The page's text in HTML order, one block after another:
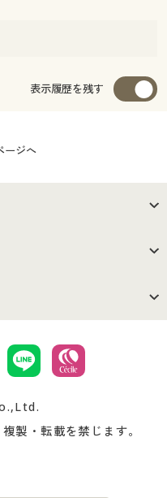
表示履歴を残す
ージへ
社案内
イトマップ
お支払は
れの場合
製・転載を禁じます。